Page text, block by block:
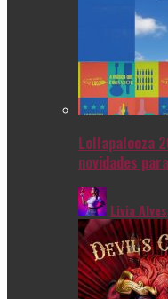
Lollapalooza
novidades
Livia Alves